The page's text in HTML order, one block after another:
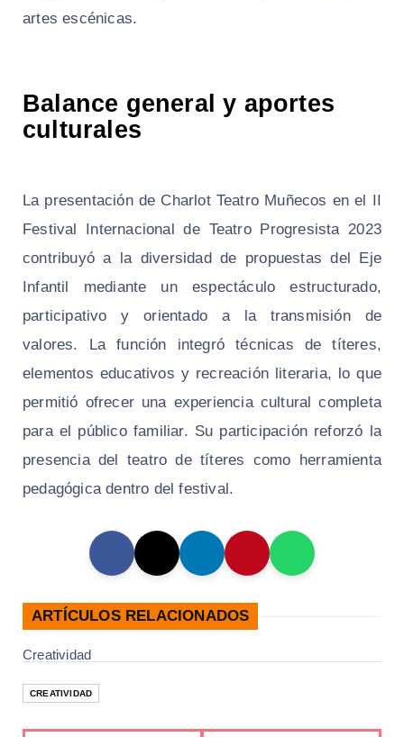
artes escénicas.
Balance general y aportes
culturales
La presentación de Charlot Teatro Muñecos en el II
Festival Internacional de Teatro Progresista 2023
contribuyó a la diversidad de propuestas del Eje
Infantil mediante un espectáculo estructurado,
participativo y orientado a la transmisión de
valores. La función integró técnicas de títeres,
elementos educativos y recreación literaria, lo que
permitió ofrecer una experiencia cultural completa
para el público familiar. Su participación reforzó la
presencia del teatro de títeres como herramienta
pedagógica dentro del festival.
ARTÍCULOS RELACIONADOS
Creatividad
CREATIVIDAD